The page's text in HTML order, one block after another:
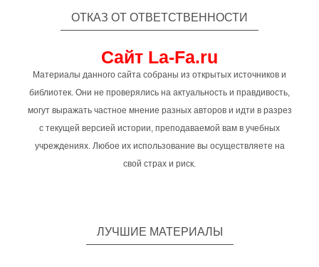
ОТКАЗ ОТ ОТВЕТСТВЕННОСТИ
Сайт La-Fa.ru
Материалы данного сайта собраны из открытых источников и
библиотек. Они не проверялись на актуальность и правдивость,
могут выражать частное мнение разных авторов и идти в разрез
с текущей версией истории, преподаваемой вам в учебных
учреждениях. Любое их использование вы осуществляете на
свой страх и риск.
ЛУЧШИЕ МАТЕРИАЛЫ